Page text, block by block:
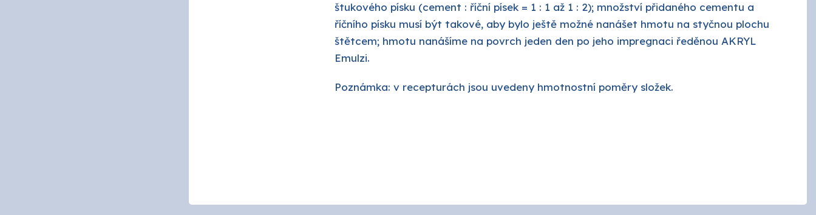
štukového písku (cement : říční písek = 1 : 1 až 1 : 2); množství přidaného cementu a
říčního písku musí být takové, aby bylo ještě možné nanášet hmotu na styčnou plochu
štětcem; hmotu nanášíme na povrch jeden den po jeho impregnaci ředěnou AKRYL
Emulzi.
Poznámka: v recepturách jsou uvedeny hmotnostní poměry složek.